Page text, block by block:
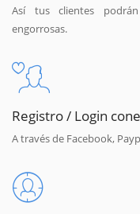
Así tus clientes
engorrosas.
Registro / Login
A través de Facebook,